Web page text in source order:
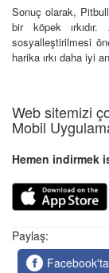
Sonuç olarak,
bir köpek
sosyalleştirilmesi
harika ırkı daha iyi
Web sitemizi
Mobil
Hemen indirmek
Paylaş: